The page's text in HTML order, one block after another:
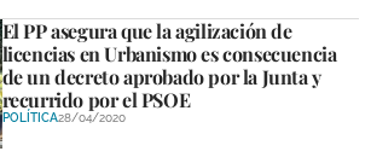
El PP asegura que la agilización de
licencias en Urbanismo es consecuencia
de un decreto aprobado por la Junta y
recurrido por el PSOE
POLÍTICA28/04/2020